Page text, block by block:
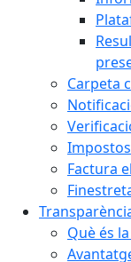
Carpeta
Impostos
Factura
Què és